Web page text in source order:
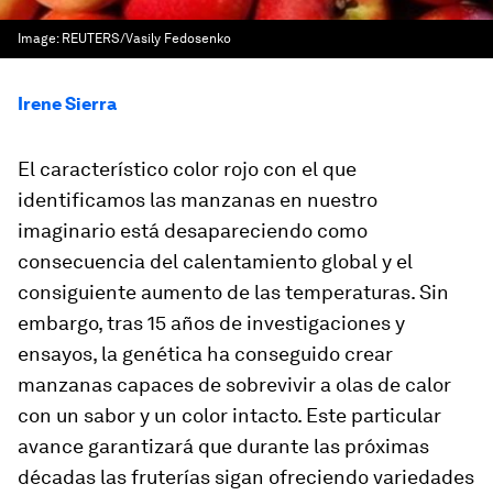
Image: REUTERS/Vasily Fedosenko
Irene Sierra
El característico color rojo con el que
identificamos las manzanas en nuestro
imaginario está desapareciendo como
consecuencia del calentamiento global y el
consiguiente aumento de las temperaturas. Sin
embargo, tras 15 años de investigaciones y
ensayos, la genética ha conseguido crear
manzanas capaces de sobrevivir a olas de calor
con un sabor y un color intacto. Este particular
avance garantizará que durante las próximas
décadas las fruterías sigan ofreciendo variedades